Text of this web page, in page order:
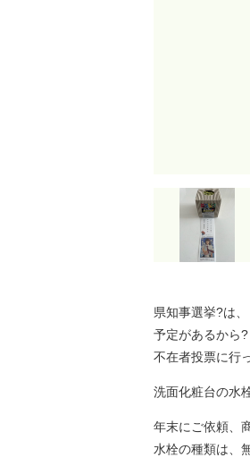
県知事選挙?は、
予定があるから?
不在者投票に行
洗面化粧台の水
年末にご依頼、
水栓の種類は、